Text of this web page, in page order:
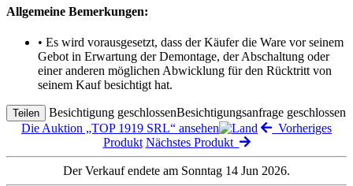
Allgemeine Bemerkungen:
• Es wird vorausgesetzt, dass der Käufer die Ware vor seinem
Gebot in Erwartung der Demontage, der Abschaltung oder
einer anderen möglichen Abwicklung für den Rücktritt von
seinem Kauf besichtigt hat.
Teilen Besichtigung geschlossenBesichtigungsanfrage geschlossen
Die Auktion „TOP 1919 SRL“ ansehen
Vorheriges
Produkt Nächstes Produkt
Der Verkauf endete am Sonntag 14 Jun 2026.